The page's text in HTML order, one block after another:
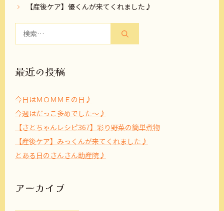
【産後ケア】優くんが来てくれました♪
最近の投稿
今日はＭＯＭＭＥの日♪
今週はだっこ多めでした～♪
【さとちゃんレシピ367】彩り野菜の簡単煮物
【産後ケア】みっくんが来てくれました♪
とある日のさんさん助産院♪
アーカイブ